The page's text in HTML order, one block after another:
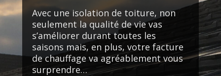
Avec une isolation de toiture, non
seulement la qualité de vie vas
s’améliorer durant toutes les
saisons mais, en plus, votre facture
de chauffage va agréablement vous
surprendre…